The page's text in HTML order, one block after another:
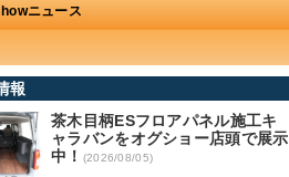
ニュース
報
茶木目柄ESフロアパネル施工キ
ャラバンをオグショー店頭で展示
中！ (2026/08/05)